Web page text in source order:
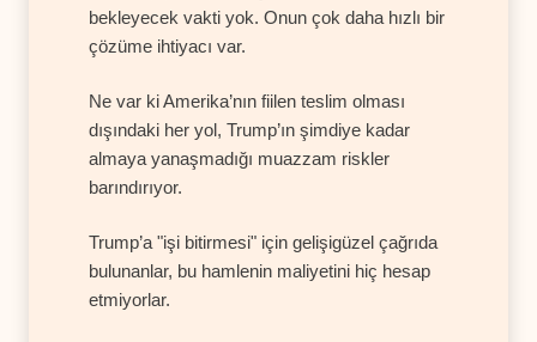
bekleyecek vakti yok. Onun çok daha hızlı bir
çözüme ihtiyacı var.
Ne var ki Amerika’nın fiilen teslim olması
dışındaki her yol, Trump’ın şimdiye kadar
almaya yanaşmadığı muazzam riskler
barındırıyor.
Trump’a "işi bitirmesi" için gelişigüzel çağrıda
bulunanlar, bu hamlenin maliyetini hiç hesap
etmiyorlar.